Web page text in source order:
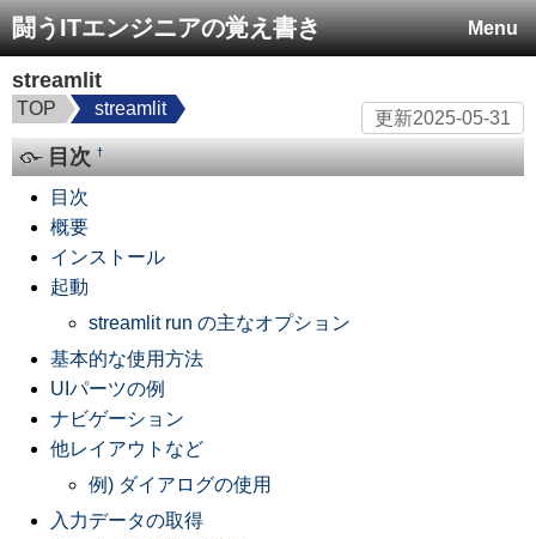
Menu
闘うITエンジニアの覚え書き
streamlit
TOP streamlit 更新2025-05-31
目次†
目次
概要
インストール
起動
streamlit run の主なオプション
基本的な使用方法
UIパーツの例
ナビゲーション
他レイアウトなど
例) ダイアログの使用
入力データの取得